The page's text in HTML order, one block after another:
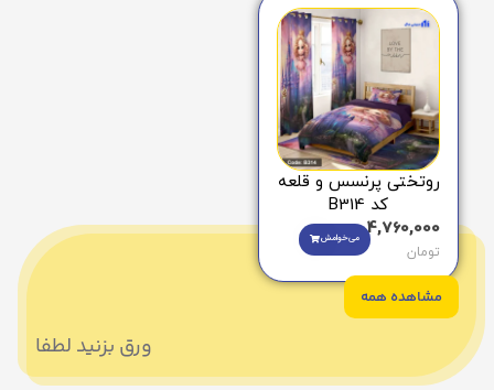
روتختی پرنسس و قلعه
کد B314
4,760,000
تومان
می‌خوامش
مشاهده همه
ورق بزنید لطفا